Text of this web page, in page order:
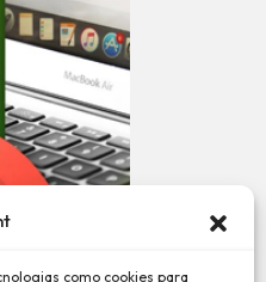
como cookies para